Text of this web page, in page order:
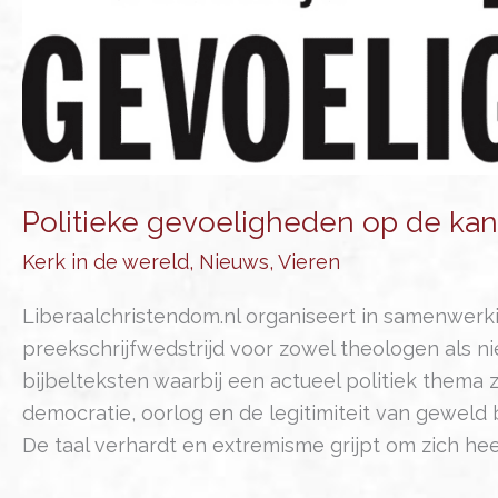
Politieke gevoeligheden op de
Kerk in de wereld, Nieuws, Vieren
Liberaalchristendom.nl organiseert in
preekschrijfwedstrijd voor zowel theologen als
bijbelteksten waarbij een actueel politiek thema
democratie, oorlog en de legitimiteit van
De taal verhardt en extremisme grijpt om zich